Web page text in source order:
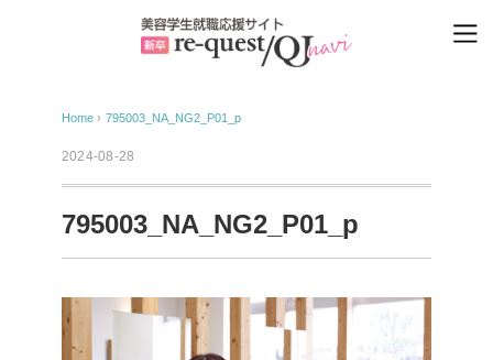
Home › 795003_NA_NG2_P01_p
2024-08-28
795003_NA_NG2_P01_p